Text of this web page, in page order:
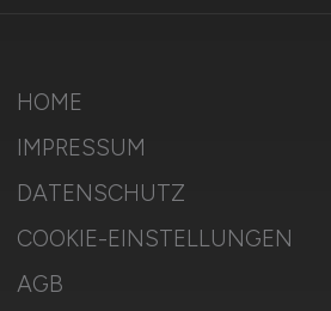
HOME
IMPRESSUM
DATENSCHUTZ
COOKIE-EINSTELLUNGEN
AGB